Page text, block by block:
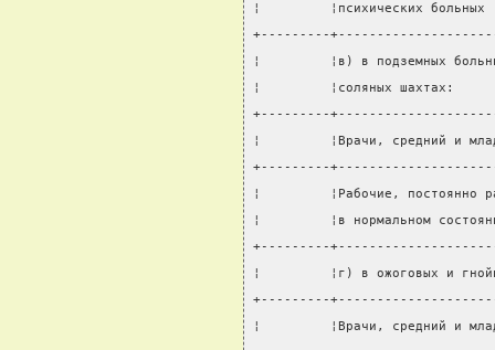
¦         ¦психических
+---------
¦         ¦в) в подземных
¦         ¦соляных
+---------
¦         ¦Врачи, средний и
+---------
¦         ¦Рабочие, постоянно
¦         ¦в нормальном
+---------
¦         ¦г) в ожоговых и
+---------
¦         ¦Врачи, средний и